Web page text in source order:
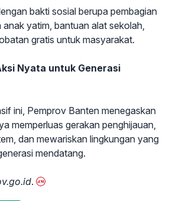
bakti sosial berupa pembagian
yatim, bantuan alat sekolah,
gratis untuk masyarakat.
Nyata untuk Generasi
ini, Pemprov Banten menegaskan
memperluas gerakan penghijauan,
dan mewariskan lingkungan yang
mendatang.
.